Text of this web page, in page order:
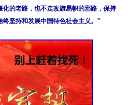
的老路，也不走改旗易帜的邪路，保持
坚持和发展中国特色社会主义。”